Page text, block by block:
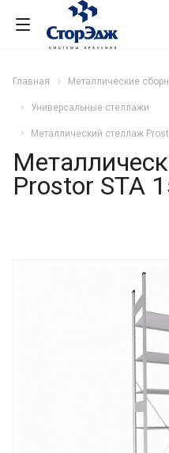
Главная Металлические
Универсальные стеллажи
Металлический стеллаж
Prostor STA